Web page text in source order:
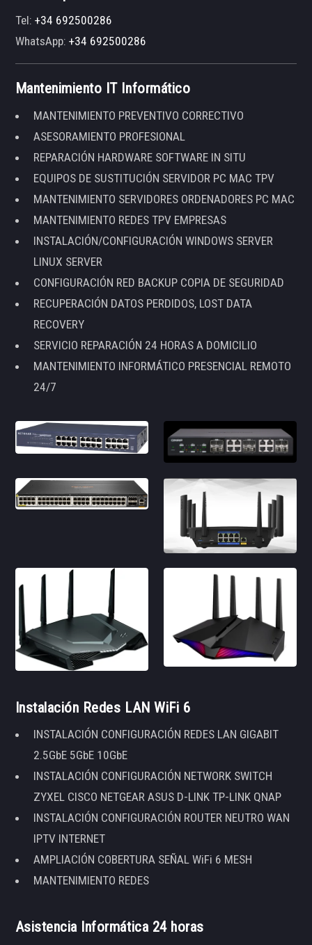
Tel:+34 692500286
WhatsApp:+34 692500286
Mantenimiento IT Informático
MANTENIMIENTO PREVENTIVO CORRECTIVO
ASESORAMIENTO PROFESIONAL
REPARACIÓN HARDWARE SOFTWARE IN SITU
EQUIPOS DE SUSTITUCIÓN SERVIDOR PC MAC TPV
MANTENIMIENTO SERVIDORES ORDENADORES PC MAC
MANTENIMIENTO REDES TPV EMPRESAS
INSTALACIÓN/CONFIGURACIÓN WINDOWS SERVER
LINUX SERVER
CONFIGURACIÓN RED BACKUP COPIA DE SEGURIDAD
RECUPERACIÓN DATOS PERDIDOS, LOST DATA
RECOVERY
SERVICIO REPARACIÓN 24 HORAS A DOMICILIO
MANTENIMIENTO INFORMÁTICO PRESENCIAL REMOTO
24/7
Instalación Redes LAN WiFi 6
INSTALACIÓN CONFIGURACIÓN REDES LAN GIGABIT
2.5GbE 5GbE 10GbE
INSTALACIÓN CONFIGURACIÓN NETWORK SWITCH
ZYXEL CISCO NETGEAR ASUS D-LINK TP-LINK QNAP
INSTALACIÓN CONFIGURACIÓN ROUTER NEUTRO WAN
IPTV INTERNET
AMPLIACIÓN COBERTURA SEÑAL WiFi 6 MESH
MANTENIMIENTO REDES
Asistencia Informática 24 horas